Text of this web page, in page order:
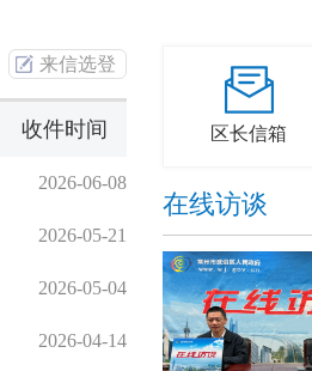
来信选登
收件时间
2026-06-08
2026-05-21
2026-05-04
2026-04-14
区长信箱
在线访谈